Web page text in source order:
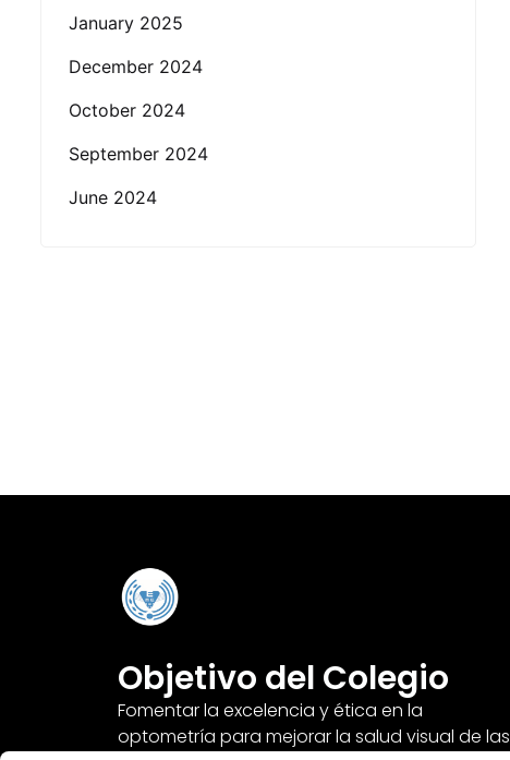
January 2025
December 2024
October 2024
September 2024
June 2024
Objetivo del Colegio
Fomentar la excelencia y ética en la
optometría para mejorar la salud visual de las